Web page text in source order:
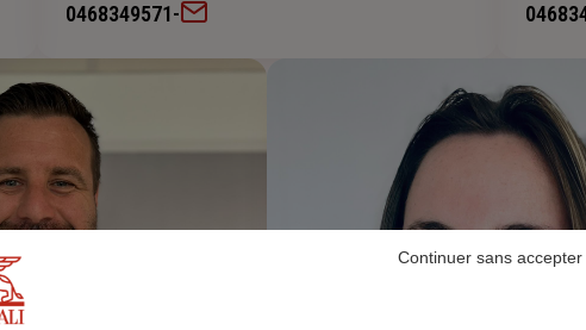
0468349571-
Continuer sans accepter